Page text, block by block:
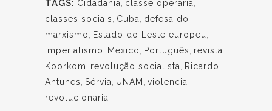
TAGS: Cidadania classe operária
classes sociais
Cuba
defesa do
marxismo
Estado do Leste europeu
Imperialismo
México Português
revista
Koorkom
revolução socialista
Ricardo
Antunes Sérvia UNAM
violencia
revolucionaria